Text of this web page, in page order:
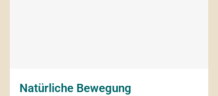
Natürliche Bewegung